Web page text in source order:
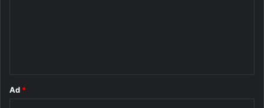
Ad *